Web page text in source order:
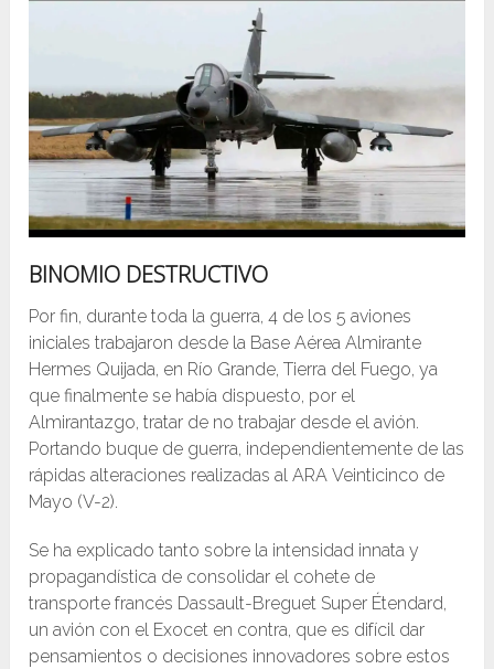
BINOMIO DESTRUCTIVO
Por fin, durante toda la guerra, 4 de los 5 aviones
iniciales trabajaron desde la Base Aérea Almirante
Hermes Quijada, en Río Grande, Tierra del Fuego, ya
que finalmente se había dispuesto, por el
Almirantazgo, tratar de no trabajar desde el avión.
Portando buque de guerra, independientemente de las
rápidas alteraciones realizadas al ARA Veinticinco de
Mayo (V-2).
Se ha explicado tanto sobre la intensidad innata y
propagandística de consolidar el cohete de
transporte francés Dassault-Breguet Super Étendard,
un avión con el Exocet en contra, que es difícil dar
pensamientos o decisiones innovadores sobre estos